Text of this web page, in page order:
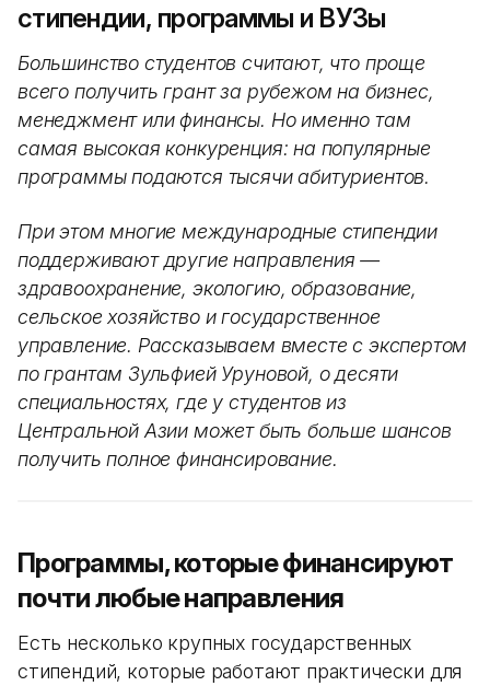
стипендии, программы и ВУЗы
Большинство студентов считают, что проще
всего получить грант за рубежом на бизнес,
менеджмент или финансы. Но именно там
самая высокая конкуренция: на популярные
программы подаются тысячи абитуриентов.
При этом многие международные стипендии
поддерживают другие направления —
здравоохранение, экологию, образование,
сельское хозяйство и государственное
управление. Рассказываем вместе с экспертом
по грантам Зульфией Уруновой, о десяти
специальностях, где у студентов из
Центральной Азии может быть больше шансов
получить полное финансирование.
Программы, которые финансируют
почти любые направления
Есть несколько крупных государственных
стипендий, которые работают практически для